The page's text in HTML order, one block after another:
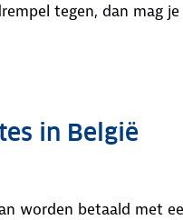
tegen, dan mag
in België
worden betaald met